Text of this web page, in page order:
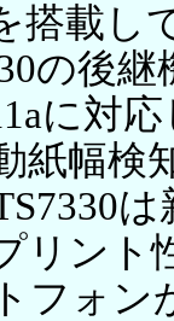
搭載し
の後継
に対
紙幅検
リント
フォン